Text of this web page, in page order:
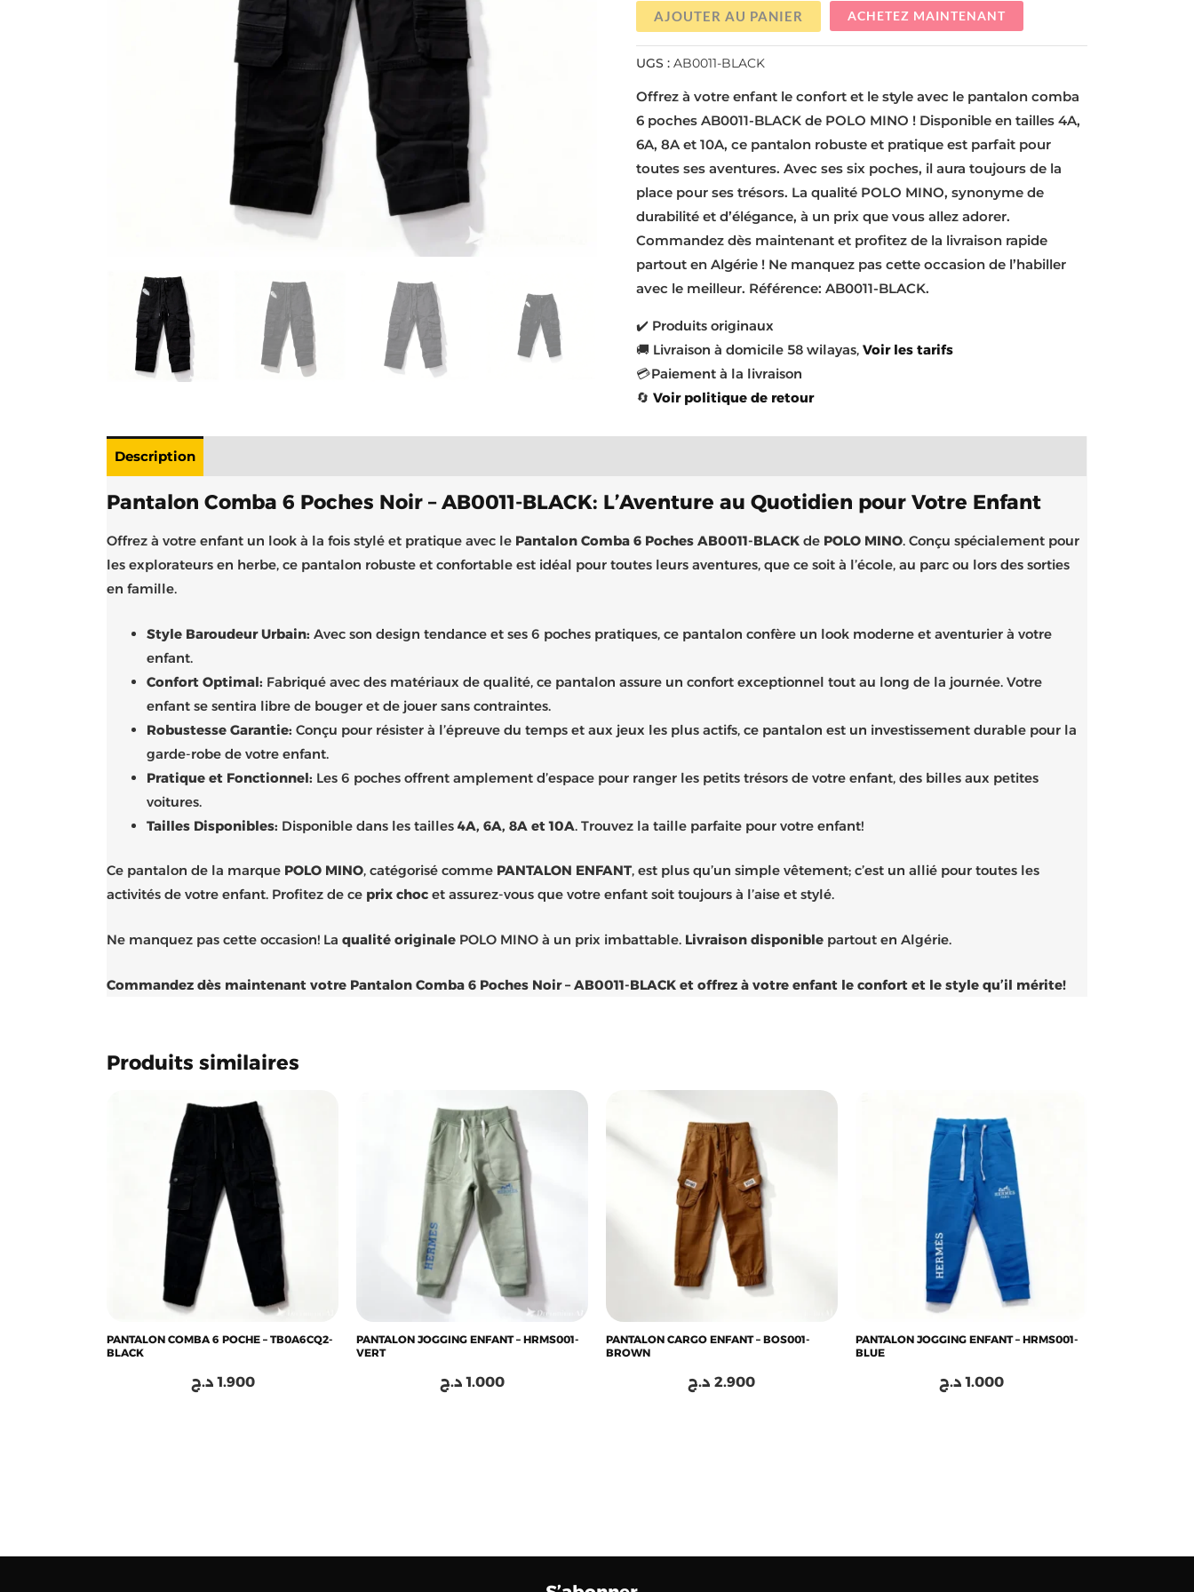
AJOUTER AU PANIER ACHETEZ MAINTENANT
UGS :AB0011-BLACK
Offrez à votre enfant le confort et le style avec le pantalon comba
6 poches AB0011-BLACK de POLO MINO ! Disponible en tailles 4A,
6A, 8A et 10A, ce pantalon robuste et pratique est parfait pour
toutes ses aventures. Avec ses six poches, il aura toujours de la
place pour ses trésors. La qualité POLO MINO, synonyme de
durabilité et d’élégance, à un prix que vous allez adorer.
Commandez dès maintenant et profitez de la livraison rapide
partout en Algérie ! Ne manquez pas cette occasion de l’habiller
avec le meilleur. Référence: AB0011-BLACK.
✔️ Produits originaux
🚚 Livraison à domicile 58 wilayas, Voir les tarifs
💳 Paiement à la livraison
🔄 Voir politique de retour
Description
Pantalon Comba 6 Poches Noir – AB0011-BLACK: L’Aventure au Quotidien pour Votre Enfant
Offrez à votre enfant un look à la fois stylé et pratique avec le Pantalon Comba 6 Poches AB0011-BLACK de POLO MINO. Conçu spécialement pour
les explorateurs en herbe, ce pantalon robuste et confortable est idéal pour toutes leurs aventures, que ce soit à l’école, au parc ou lors des sorties
en famille.
Style Baroudeur Urbain: Avec son design tendance et ses 6 poches pratiques, ce pantalon confère un look moderne et aventurier à votre
enfant.
Confort Optimal: Fabriqué avec des matériaux de qualité, ce pantalon assure un confort exceptionnel tout au long de la journée. Votre
enfant se sentira libre de bouger et de jouer sans contraintes.
Robustesse Garantie: Conçu pour résister à l’épreuve du temps et aux jeux les plus actifs, ce pantalon est un investissement durable pour la
garde-robe de votre enfant.
Pratique et Fonctionnel: Les 6 poches offrent amplement d’espace pour ranger les petits trésors de votre enfant, des billes aux petites
voitures.
Tailles Disponibles: Disponible dans les tailles4A, 6A, 8A et 10A. Trouvez la taille parfaite pour votre enfant!
Ce pantalon de la marque POLO MINO, catégorisé comme PANTALON ENFANT, est plus qu’un simple vêtement; c’est un allié pour toutes les
activités de votre enfant. Profitez de ce prix choc et assurez-vous que votre enfant soit toujours à l’aise et stylé.
Ne manquez pas cette occasion! Laqualité originale POLO MINO à un prix imbattable. Livraison disponible partout en Algérie.
Commandez dès maintenant votre Pantalon Comba 6 Poches Noir – AB0011-BLACK et offrez à votre enfant le confort et le style qu’il mérite!
Produits similaires
PANTALON COMBA 6 POCHE – TB0A6CQ2-
BLACK
1.900 د.ج
PANTALON JOGGING ENFANT – HRMS001-
VERT
1.000 د.ج
PANTALON CARGO ENFANT – BOS001-
BROWN
2.900 د.ج
PANTALON JOGGING ENFANT – HRMS001-
BLUE
1.000 د.ج